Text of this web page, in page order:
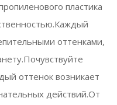
пластика
оттенками,
оттенок возникает
действий.От